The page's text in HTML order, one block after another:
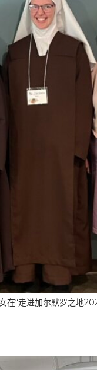
“走进加尔默罗之地